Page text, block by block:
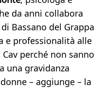
da anni collabora
Bassano del Grappa
e professionalità alle
perché non sanno
una gravidanza
– aggiunge – la